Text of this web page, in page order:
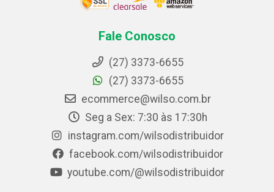
Fale Conosco
(27) 3373-6655
(27) 3373-6655
ecommerce@wilso.com.br
Seg a Sex: 7:30 às 17:30h
instagram.com/wilsodistribuidor
facebook.com/wilsodistribuidor
youtube.com/@wilsodistribuidor